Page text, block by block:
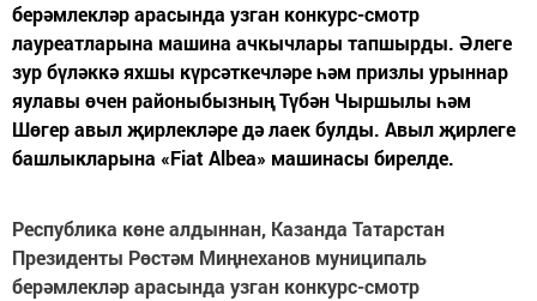
берәмлекләр арасында узган конкурс-смотр
лауреатларына машина ачкычлары тапшырды. Әлеге
зур бүләккә яхшы күрсәткечләре һәм призлы урыннар
яулавы өчен районыбызның Түбән Чыршылы һәм
Шөгер авыл җирлекләре дә лаек булды. Авыл җирлеге
башлыкларына «Fiat Albea» машинасы бирелде.
Республика көне алдыннан, Казанда Татарстан
Президенты Рөстәм Миңнеханов муниципаль
берәмлекләр арасында узган конкурс-смотр